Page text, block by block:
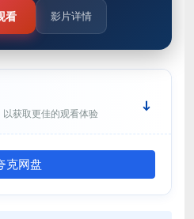
看 影片详情
获取更佳的观看体验
克网盘